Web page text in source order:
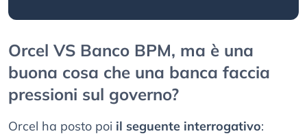
Orcel VS Banco BPM, ma è una
buona cosa che una banca faccia
pressioni sul governo?
Orcel ha posto poi il seguente interrogativo: